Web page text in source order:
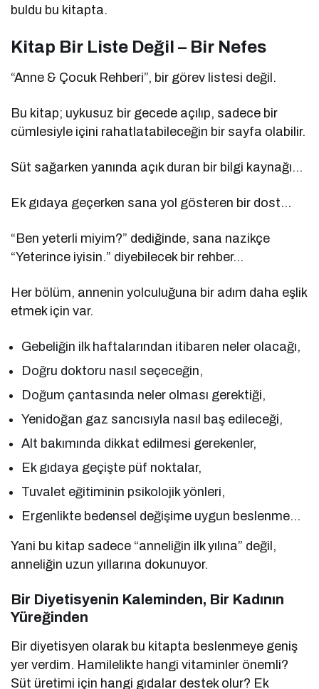
buldu bu kitapta.
Kitap Bir Liste Değil – Bir Nefes
“Anne & Çocuk Rehberi”, bir görev listesi değil.
Bu kitap; uykusuz bir gecede açılıp, sadece bir
cümlesiyle içini rahatlatabileceğin bir sayfa olabilir.
Süt sağarken yanında açık duran bir bilgi kaynağı…
Ek gıdaya geçerken sana yol gösteren bir dost…
“Ben yeterli miyim?” dediğinde, sana nazikçe
“Yeterince iyisin.” diyebilecek bir rehber…
Her bölüm, annenin yolculuğuna bir adım daha eşlik
etmek için var.
Gebeliğin ilk haftalarından itibaren neler olacağı,
Doğru doktoru nasıl seçeceğin,
Doğum çantasında neler olması gerektiği,
Yenidoğan gaz sancısıyla nasıl baş edileceği,
Alt bakımında dikkat edilmesi gerekenler,
Ek gıdaya geçişte püf noktalar,
Tuvalet eğitiminin psikolojik yönleri,
Ergenlikte bedensel değişime uygun beslenme…
Yani bu kitap sadece “anneliğin ilk yılına” değil,
anneliğin uzun yıllarına dokunuyor.
Bir Diyetisyenin Kaleminden, Bir Kadının
Yüreğinden
Bir diyetisyen olarak bu kitapta beslenmeye geniş
yer verdim. Hamilelikte hangi vitaminler önemli?
Süt üretimi için hangi gıdalar destek olur? Ek